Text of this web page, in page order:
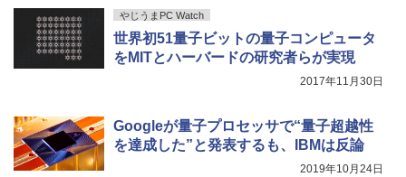
￥8,980
ッチ選択】 モバイルモニター 15.6インチ
ノングレア 非光沢 1080PフルHD コスパ
高画質 デュアルモニター サブモニター
ポータブルモニター ゲーミングモニター
Xiaomi シャオミ REDMI Buds 8 Lite ワイヤ
レスイヤホン Bluetooth 5.4 ノイズキャンセ
リング ANC 36時間再生
￥594
やじうまPC Watch
世界初51量子ビットの量子コンピュータ
をMITとハーバードの研究者らが実現
2017年11月30日
Googleが量子プロセッサで“量子超越性
を達成した”と発表するも、IBMは反論
2019年10月24日